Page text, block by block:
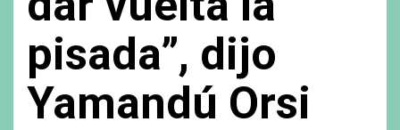
pisada”, dijo
Yamandú Orsi